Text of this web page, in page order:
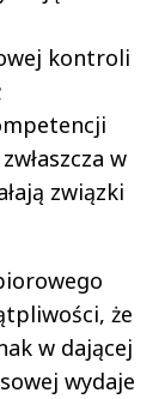
kontroli
w
związki
że
w dającej
wydaje